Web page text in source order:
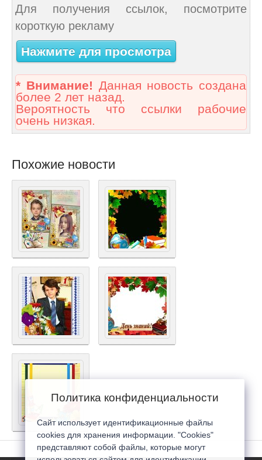
Для получения ссылок, посмотрите
короткую рекламу
Нажмите для просмотра
* Внимание! Данная новость создана
более 2 лет назад.
Вероятность что ссылки рабочие
очень низкая.
Похожие новости
Политика конфиденциальности
Сайт использует идентификационные файлы
cookies для хранения информации. "Cookies"
представляют собой файлы, которые могут